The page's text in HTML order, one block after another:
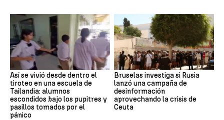
Así se vivió desde dentro el
tiroteo en una escuela de
Tailandia: alumnos
escondidos bajo los pupitres y
pasillos tomados por el
pánico
Bruselas investiga si Rusia
lanzó una campaña de
desinformación
aprovechando la crisis de
Ceuta